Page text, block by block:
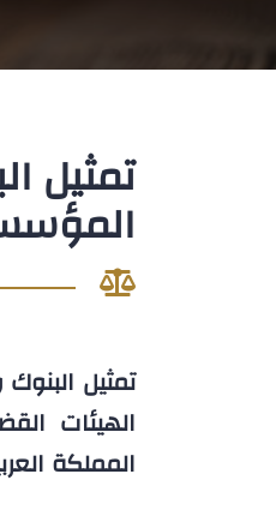
تمثيل
تمثيل
الهيئات
المملكة